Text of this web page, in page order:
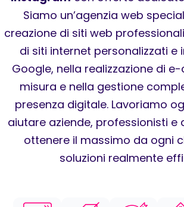
Siamo un’agenzia web
creazione di siti web
di siti internet personalizzati e
Google, nella realizzazione di
misura e nella gestione
presenza digitale. Lavoriamo
aiutare aziende, professionisti e
ottenere il massimo da ogni
soluzioni realmente